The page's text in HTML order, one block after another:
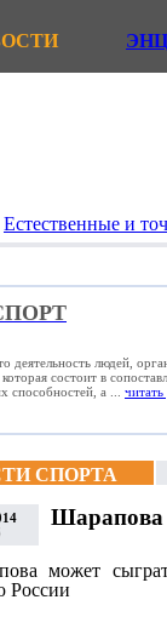
Естественные и
деятельность людей,
состоит в
способностей, а ... читать
СПОРТА
Шарапова